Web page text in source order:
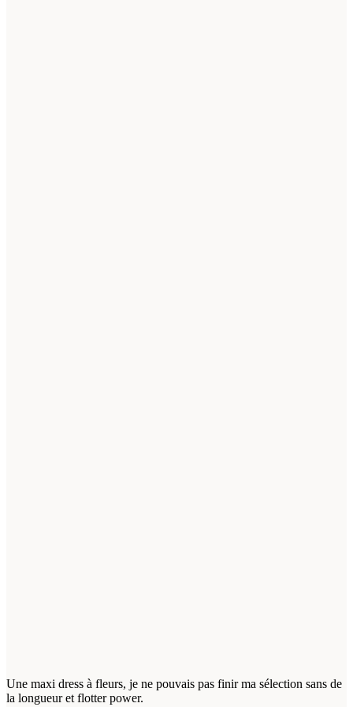
Une maxi dress à fleurs, je ne pouvais pas finir ma sélection sans de
la longueur et flotter power.